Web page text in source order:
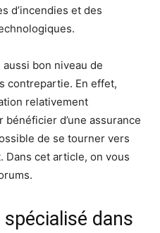
d’incendies et des
aussi bon niveau de
contrepartie. En effet,
relativement
d’une assurance
de se tourner vers
Dans cet article, on vous
dans